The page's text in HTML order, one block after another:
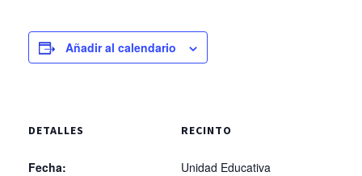
Añadir al calendario
DETALLES
Fecha:
RECINTO
Unidad Educativa